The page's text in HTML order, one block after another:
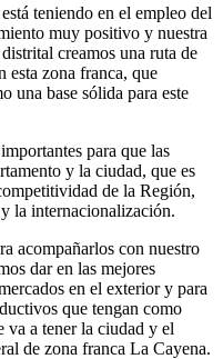
teniendo en el empleo del
muy positivo y nuestra
creamos una ruta de
esta zona franca, que
una base sólida para este
para que las
y la ciudad, que es
de la Región,
la internacionalización.
acompañarlos con nuestro
dar en las mejores
en el exterior y para
que tengan como
va a tener la ciudad y el
de zona franca La Cayena.